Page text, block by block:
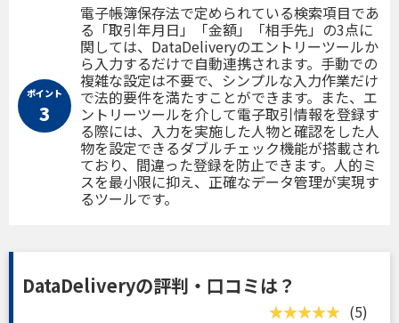
ポイント
3
電子帳簿保存法で定められている検索項目であ
る「取引年月日」「金額」「相手先」の3点に
関しては、DataDeliveryのエントリーツールか
ら入力するだけで自動連携されます。手動での
複雑な設定は不要で、シンプルな入力作業だけ
で法的要件を満たすことができます。また、エ
ントリーツールを介して電子取引情報を登録す
る際には、入力を実施した人物と確認をした人
物を設定できるダブルチェック機能が搭載され
ており、間違った登録を防止できます。人的ミ
スを最小限に抑え、正確なデータ管理が実現す
るツールです。
DataDeliveryの評判・口コミは？
(5)